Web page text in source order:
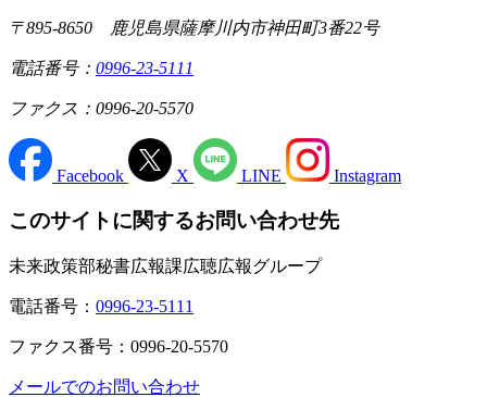
〒895-8650 鹿児島県薩摩川内市神田町3番22号
電話番号： 0996-23-5111
ファクス：0996-20-5570
Facebook X LINE Instagram
このサイトに関するお問い合わせ先
未来政策部秘書広報課広聴広報グループ
電話番号： 0996-23-5111
ファクス番号：0996-20-5570
メールでのお問い合わせ